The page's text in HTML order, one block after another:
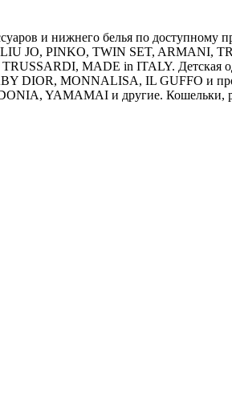
и нижнего белья по
LIU JO, PINKO, TWIN SET,
MADE in ITALY.
MONNALISA, IL GUFFO и
YAMAMAI и другие. Кошельки,